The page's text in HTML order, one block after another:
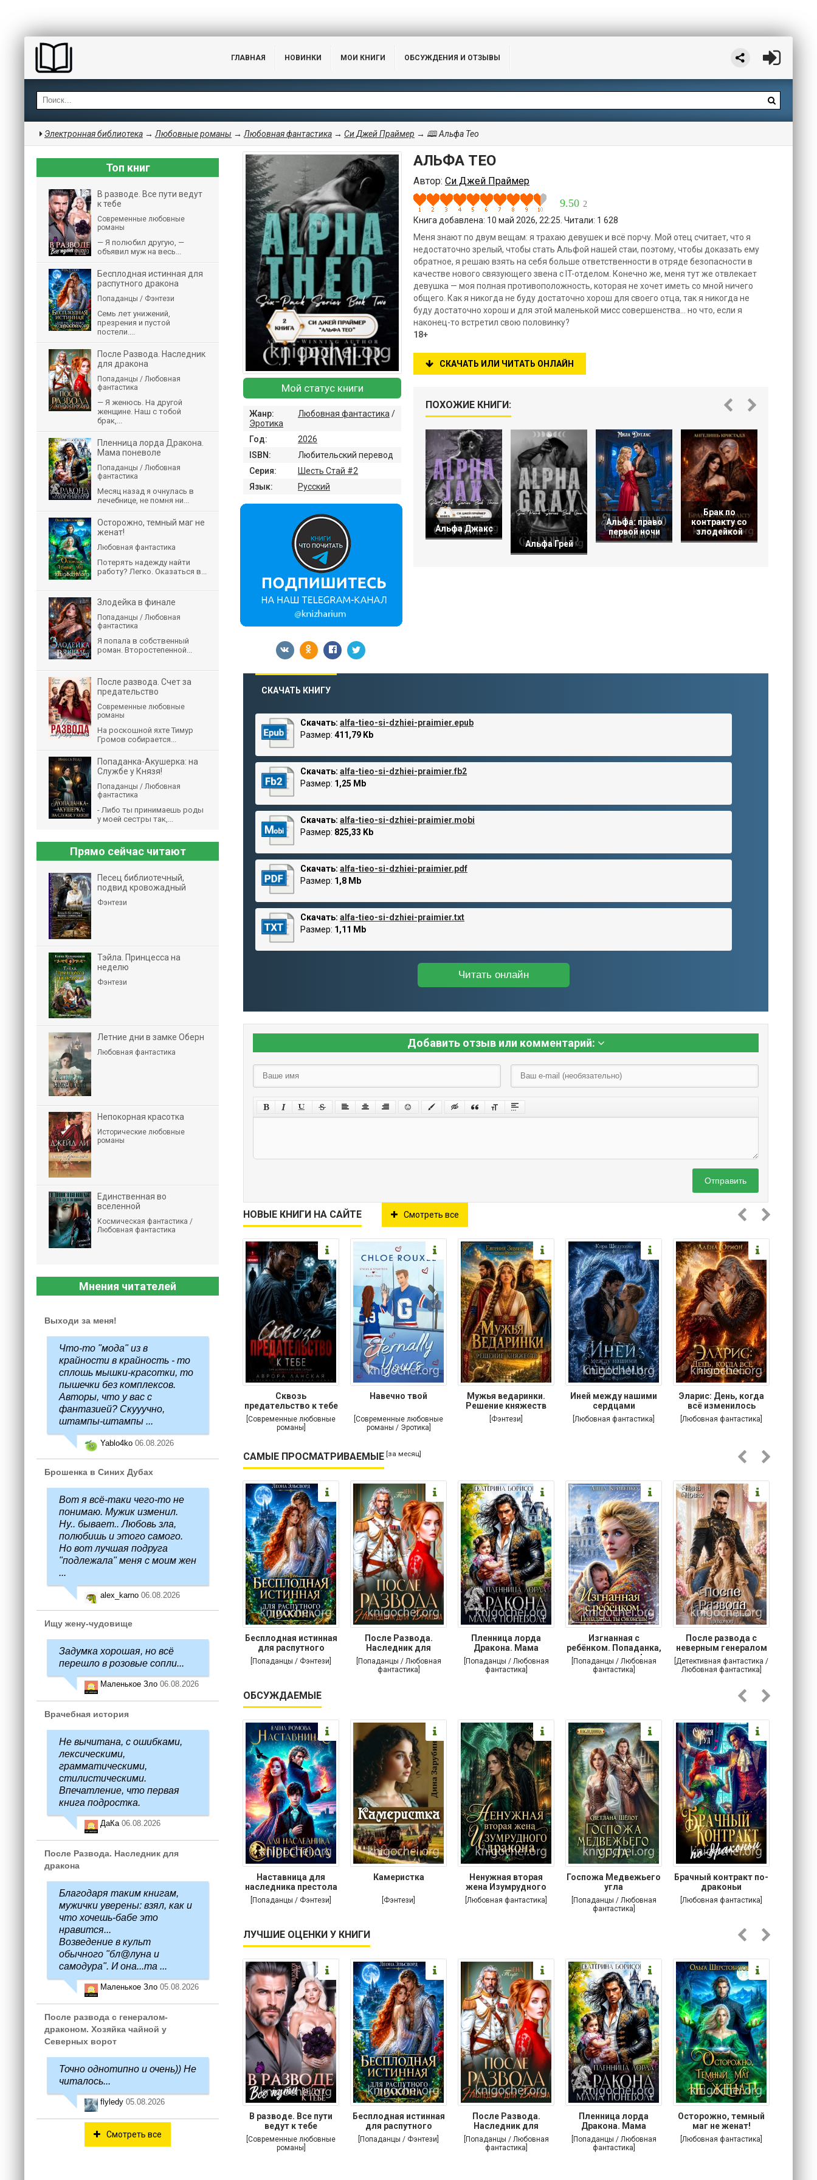
ГЛАВНАЯ НОВИНКИ МОИ КНИГИ ОБСУЖДЕНИЯ И ОТЗЫВЫ
Электронная библиотека → Любовные романы → Любовная фантастика → Си Джей Праймер → 🕮 Альфа Тео
АЛЬФА ТЕО
Автор: Си Джей Праймер
9.50 2
Книга добавлена: 10 май 2026, 22:25. Читали: 1 628
Меня знают по двум вещам: я трахаю девушек и всё порчу. Мой отец считает, что я
недостаточно зрелый, чтобы стать Альфой нашей стаи, поэтому, чтобы доказать ему
обратное, я решаю взять на себя больше ответственности в отряде безопасности в
качестве нового связующего звена с IT-отделом. Конечно же, меня тут же отвлекает
девушка — моя полная противоположность, которая не хочет иметь со мной ничего
общего. Как я никогда не буду достаточно хорош для своего отца, так я никогда не
буду достаточно хорош и для этой маленькой мисс совершенства... но что, если я
наконец-то встретил свою половинку?
18+
СКАЧАТЬ ИЛИ ЧИТАТЬ ОНЛАЙН
ПОХОЖИЕ КНИГИ:
Альфа Джакс
Альфа Грей
Альфа: право
первой ночи
Брак по
контракту со
злодейкой
Мой статус книги
Жанр: Любовная фантастика /
Эротика
Год:
2026
ISBN:
Любительский перевод
Серия:
Шесть Стай #2
Язык:
Русский
СКАЧАТЬ КНИГУ
Скачать: alfa-tieo-si-dzhiei-praimier.epub
Размер: 411,79 Kb
Скачать: alfa-tieo-si-dzhiei-praimier.fb2
Размер: 1,25 Mb
Скачать: alfa-tieo-si-dzhiei-praimier.mobi
Размер: 825,33 Kb
Скачать: alfa-tieo-si-dzhiei-praimier.pdf
Размер: 1,8 Mb
Скачать: alfa-tieo-si-dzhiei-praimier.txt
Размер: 1,11 Mb
Читать онлайн
Добавить отзыв или комментарий:
Отправить
НОВЫЕ КНИГИ НА САЙТЕ Смотреть все
Сквозь
предательство к тебе
[Современные любовные
романы]
Навечно твой
[Современные любовные
романы / Эротика]
Мужья ведаринки.
Решение княжеств
[Фэнтези]
Иней между нашими
сердцами
[Любовная фантастика]
Эларис: День, когда
всё изменилось
[Любовная фантастика]
САМЫЕ ПРОСМАТРИВАЕМЫЕ [за месяц]
Бесплодная истинная
для распутного
дракона
[Попаданцы / Фэнтези]
После Развода.
Наследник для
дракона
[Попаданцы / Любовная
фантастика]
Пленница лорда
Дракона. Мама
поневоле
[Попаданцы / Любовная
фантастика]
Изгнанная с
ребёнком. Попаданка,
ты сможешь!
[Попаданцы / Любовная
фантастика]
После развода с
неверным генералом
драконов
[Детективная фантастика /
Любовная фантастика]
ОБСУЖДАЕМЫЕ
Наставница для
наследника престола
[Попаданцы / Фэнтези]
Камеристка
[Фэнтези]
Ненужная вторая
жена Изумрудного
дракона
[Любовная фантастика]
Госпожа Медвежьего
угла
[Попаданцы / Любовная
фантастика]
Брачный контракт по-
драконьи
[Любовная фантастика]
ЛУЧШИЕ ОЦЕНКИ У КНИГИ
В разводе. Все пути
ведут к тебе
[Современные любовные
романы]
Бесплодная истинная
для распутного
дракона
[Попаданцы / Фэнтези]
После Развода.
Наследник для
дракона
[Попаданцы / Любовная
фантастика]
Пленница лорда
Дракона. Мама
поневоле
[Попаданцы / Любовная
фантастика]
Осторожно, темный
маг не женат!
[Любовная фантастика]
Топ книг
В разводе. Все пути ведут
к тебе
Современные любовные
романы
— Я полюбил другую, —
объявил муж на весь...
Бесплодная истинная для
распутного дракона
Попаданцы / Фэнтези
Семь лет унижений,
презрения и пустой
постели....
После Развода. Наследник
для дракона
Попаданцы / Любовная
фантастика
— Я женюсь. На другой
женщине. Наш с тобой
брак,...
Пленница лорда Дракона.
Мама поневоле
Попаданцы / Любовная
фантастика
Месяц назад я очнулась в
лечебнице, не помня ни...
Осторожно, темный маг не
женат!
Любовная фантастика
Потерять надежду найти
работу? Легко. Оказаться в...
Злодейка в финале
Попаданцы / Любовная
фантастика
Я попала в собственный
роман. Второстепенной...
После развода. Счет за
предательство
Современные любовные
романы
На роскошной яхте Тимур
Громов собирается...
Попаданка-Акушерка: на
Службе у Князя!
Попаданцы / Любовная
фантастика
- Либо ты принимаешь роды
у моей сестры так,...
Прямо сейчас читают
Песец библиотечный,
подвид кровожадный
Фэнтези
Тэйла. Принцесса на
неделю
Фэнтези
Летние дни в замке Оберн
Любовная фантастика
Непокорная красотка
Исторические любовные
романы
Единственная во
вселенной
Космическая фантастика /
Любовная фантастика
Мнения читателей
Выходи за меня!
Что-то "мода" из в
крайности в крайность - то
сплошь мышки-красотки, то
пышечки без комплексов.
Авторы, что у вас с
фантазией? Скууучно,
штампы-штампы ...
Yablo4ko 06.08.2026
Брошенка в Синих Дубах
Вот я всё-таки чего-то не
понимаю. Мужик изменил.
Ну.. бывает.. Любовь зла,
полюбишь и этого самого.
Но вот лучшая подруга
"подлежала" меня с моим жен
...
alex_karno 06.08.2026
Ищу жену-чудовище
Задумка хорошая, но всё
перешло в розовые сопли...
Маленькое Зло 06.08.2026
Врачебная история
Не вычитана, с ошибками,
лексическими,
грамматическими,
стилистическими.
Впечатление, что первая
книга подростка.
ДаКа 06.08.2026
После Развода. Наследник для
дракона
Благодаря таким книгам,
мужички уверены: взял, как и
что хочешь-бабе это
нравится...
Возведение в культ
обычного "бл@луна и
самодура". И она...та ...
Маленькое Зло 05.08.2026
После развода с генералом-
драконом. Хозяйка чайной у
Северных ворот
Точно однотипно и очень)) Не
читалось...
flyledy 05.08.2026
Смотреть все